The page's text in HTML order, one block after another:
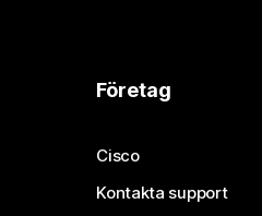
Företag
Cisco
Kontakta support